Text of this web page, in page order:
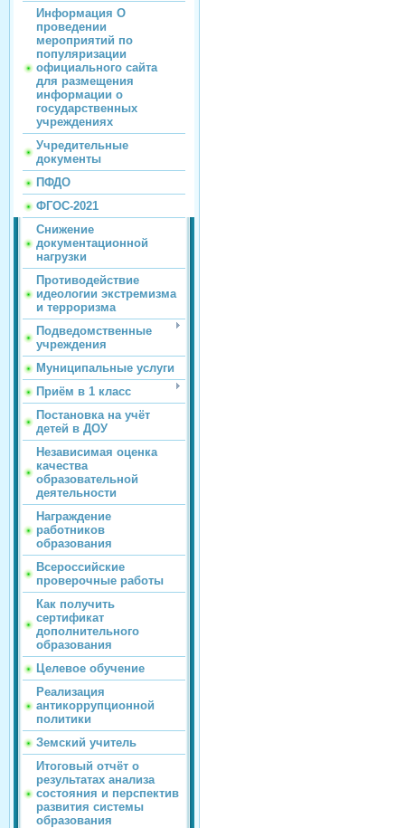
Информация О
проведении
мероприятий по
популяризации
официального сайта
для размещения
информации о
государственных
учреждениях
Учредительные
документы
ПФДО
ФГОС-2021
Снижение
документационной
нагрузки
Противодействие
идеологии экстремизма
и терроризма
Подведомственные
учреждения
Муниципальные услуги
Приём в 1 класс
Постановка на учёт
детей в ДОУ
Независимая оценка
качества
образовательной
деятельности
Награждение
работников
образования
Всероссийские
проверочные работы
Как получить
сертификат
дополнительного
образования
Целевое обучение
Реализация
антикоррупционной
политики
Земский учитель
Итоговый отчёт о
результатах анализа
состояния и перспектив
развития системы
образования